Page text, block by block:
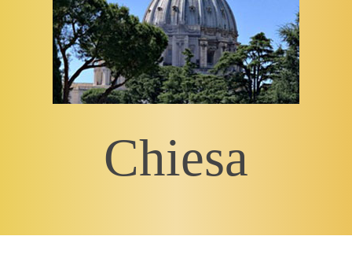
Chiesa